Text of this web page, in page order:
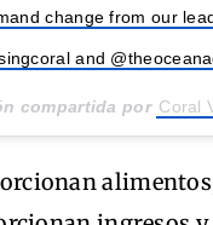
change from our
and
compartida por Coral